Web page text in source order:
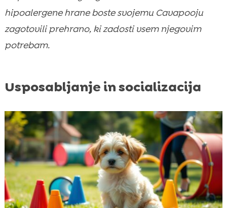
hipoalergene hrane boste svojemu Cavapooju
zagotovili prehrano, ki zadosti vsem njegovim
potrebam.
Usposabljanje in socializacija